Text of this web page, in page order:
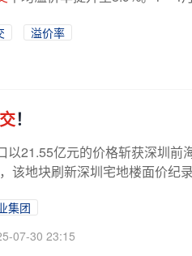
溢价率
！
以21.55亿元的价格斩获深圳前
该地块刷新深圳宅地楼面价纪
集团
07-30 23:15